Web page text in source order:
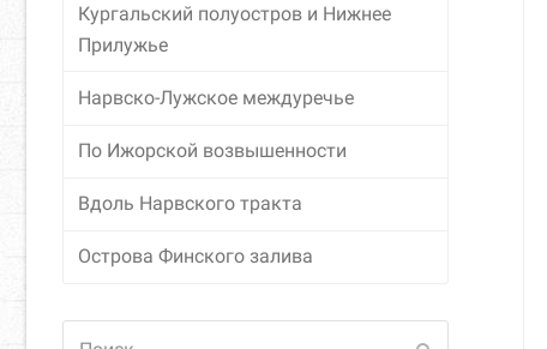
Кургальский полуостров и Нижнее
Прилужье
Нарвско-Лужское междуречье
По Ижорской возвышенности
Вдоль Нарвского тракта
Острова Финского залива